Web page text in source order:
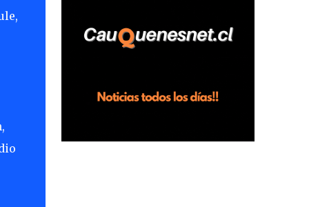
en el sector Dollimbuta, comuna de
Pelluhue. Allí, mientras se encontraba junto
plantación de frutillas, habría sostenido una